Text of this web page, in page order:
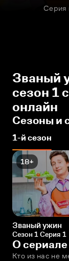
Серия
Званый
сезон 1
онлайн
Сезоны и
1-й сезон
18+
Званый ужин
Сезон 1 Серия 1
О сериале
Кто из нас не